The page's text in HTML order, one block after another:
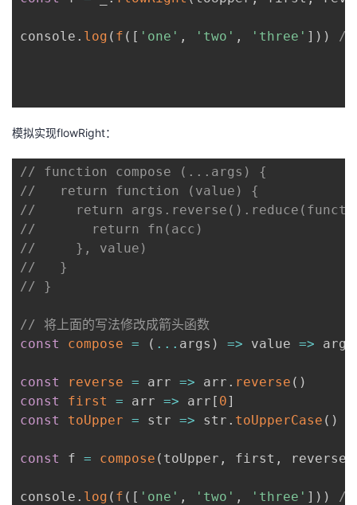
console . log ( f ( [ 'one' , 'two' , 'three' ] ) ) //
模拟实现flowRight：
// function compose (...args) {
//   return function (value) {
//     return
//       return fn(acc)
//     }, value)
//   }
// }
// 将上面的写法修改成箭头函数
const
compose = ( ... args ) => value => args
const reverse = arr => arr . reverse ( )
const
first = arr => arr [ 0]
const
toUpper = str => str . toUpperCase ( )
const f = compose ( toUpper , first , reverse
console . log ( f ( [ 'one' , 'two' , 'three' ] ) ) //